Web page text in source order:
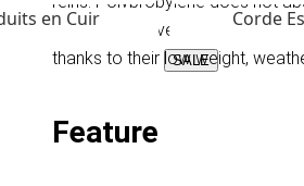
en Cuir Corde
SALE
light weight (even when wet), it
thanks to their low weight,
Feature